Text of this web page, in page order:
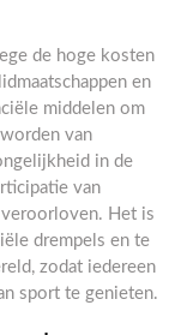
de hoge kosten
en
middelen om
van
in de
van
Het is
drempels en te
zodat iedereen
sport te genieten.